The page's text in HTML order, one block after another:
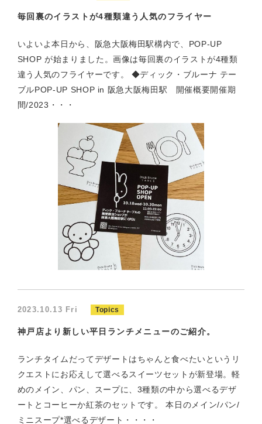
毎回裏のイラストが4種類違う人気のフライヤー
いよいよ本日から、阪急大阪梅田駅構内で、POP-UP
SHOP が始まりました。画像は毎回裏のイラストが4種類
違う人気のフライヤーです。 ◆ディック・ブルーナ テー
ブルPOP-UP SHOP in 阪急大阪梅田駅 開催概要開催期
間/2023・・・
2023.10.13 Fri Topics
神戸店より新しい平日ランチメニューのご紹介。
ランチタイムだってデザートはちゃんと食べたいというリ
クエストにお応えして選べるスイーツセットが新登場。軽
めのメイン、パン、スープに、3種類の中から選べるデザ
ートとコーヒーか紅茶のセットです。 本日のメイン/パン/
ミニスープ*選べるデザート・・・・